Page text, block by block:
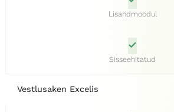
Lisandmoodul
Sisseehitatud
Vestlusaken Excelis